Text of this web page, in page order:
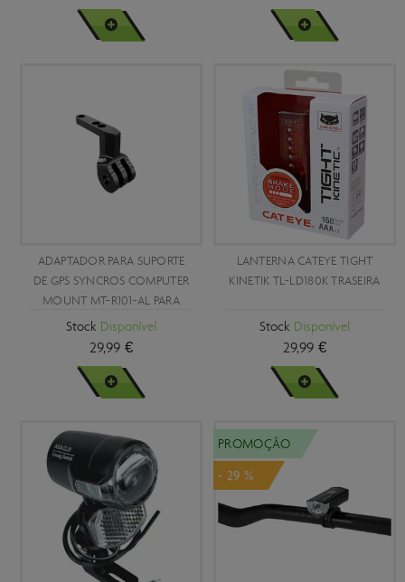
VER MAIS VER MAIS
ADAPTADOR PARA SUPORTE
DE GPS SYNCROS COMPUTER
MOUNT MT-R101-AL PARA
CÂMARAS GOPRO
Stock Disponível
29,99 €
VER MAIS
LANTERNA CATEYE TIGHT
KINETIK TL-LD180K TRASEIRA
Stock Disponível
29,99 €
VER MAIS
PROMOÇÃO
- 29 %